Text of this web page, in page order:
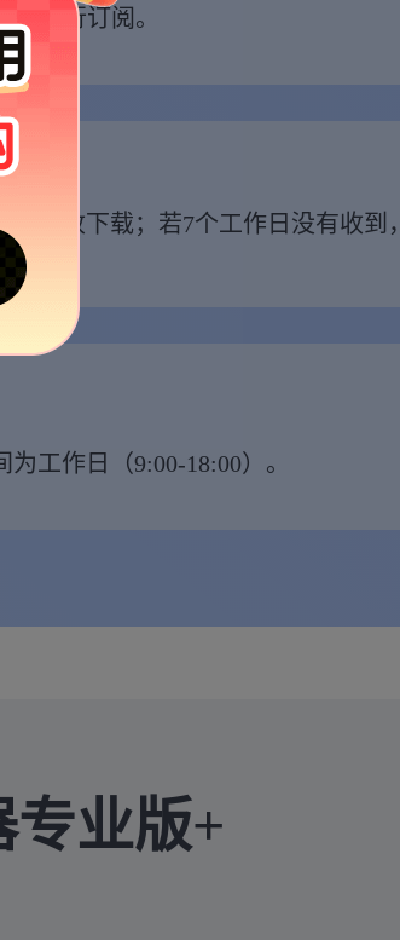
进行订阅。
查收下载；若7个工作日没有收到，
工作日（9:00-18:00）。
业版+